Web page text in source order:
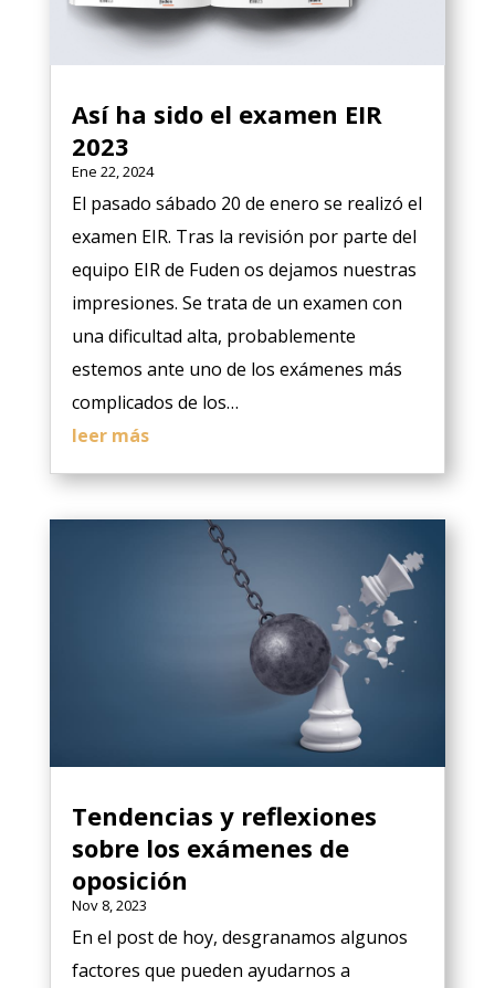
Así ha sido el examen EIR
2023
Ene 22, 2024
El pasado sábado 20 de enero se realizó el
examen EIR. Tras la revisión por parte del
equipo EIR de Fuden os dejamos nuestras
impresiones. Se trata de un examen con
una dificultad alta, probablemente
estemos ante uno de los exámenes más
complicados de los…
leer más
Tendencias y reflexiones
sobre los exámenes de
oposición
Nov 8, 2023
En el post de hoy, desgranamos algunos
factores que pueden ayudarnos a